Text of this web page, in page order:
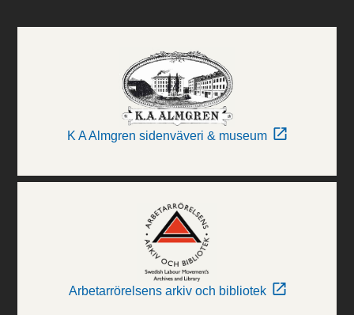
K A Almgren sidenväveri & museum
Arbetarrörelsens arkiv och bibliotek